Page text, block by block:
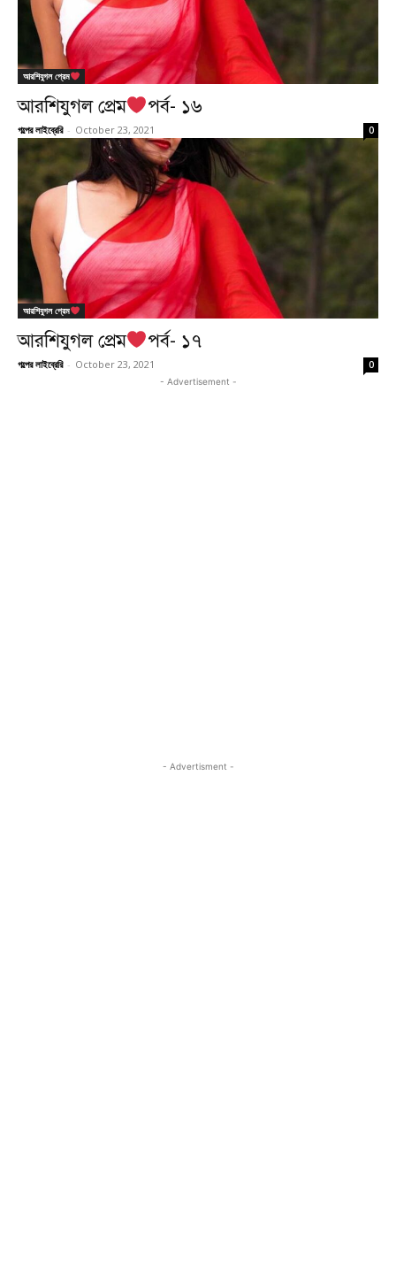
আরশিযুগল প্রেম
আরশিযুগল প্রেম পর্ব- ১৬
গল্পের লাইব্রেরি - October 23, 2021 0
আরশিযুগল প্রেম
আরশিযুগল প্রেম পর্ব- ১৭
গল্পের লাইব্রেরি - October 23, 2021 0
- Advertisement -
- Advertisment -